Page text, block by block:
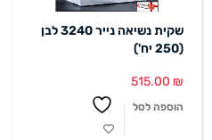
שקית נשיאה נייר 3240 לבן
(250 יח')
515.00 ₪
הוספה לסל